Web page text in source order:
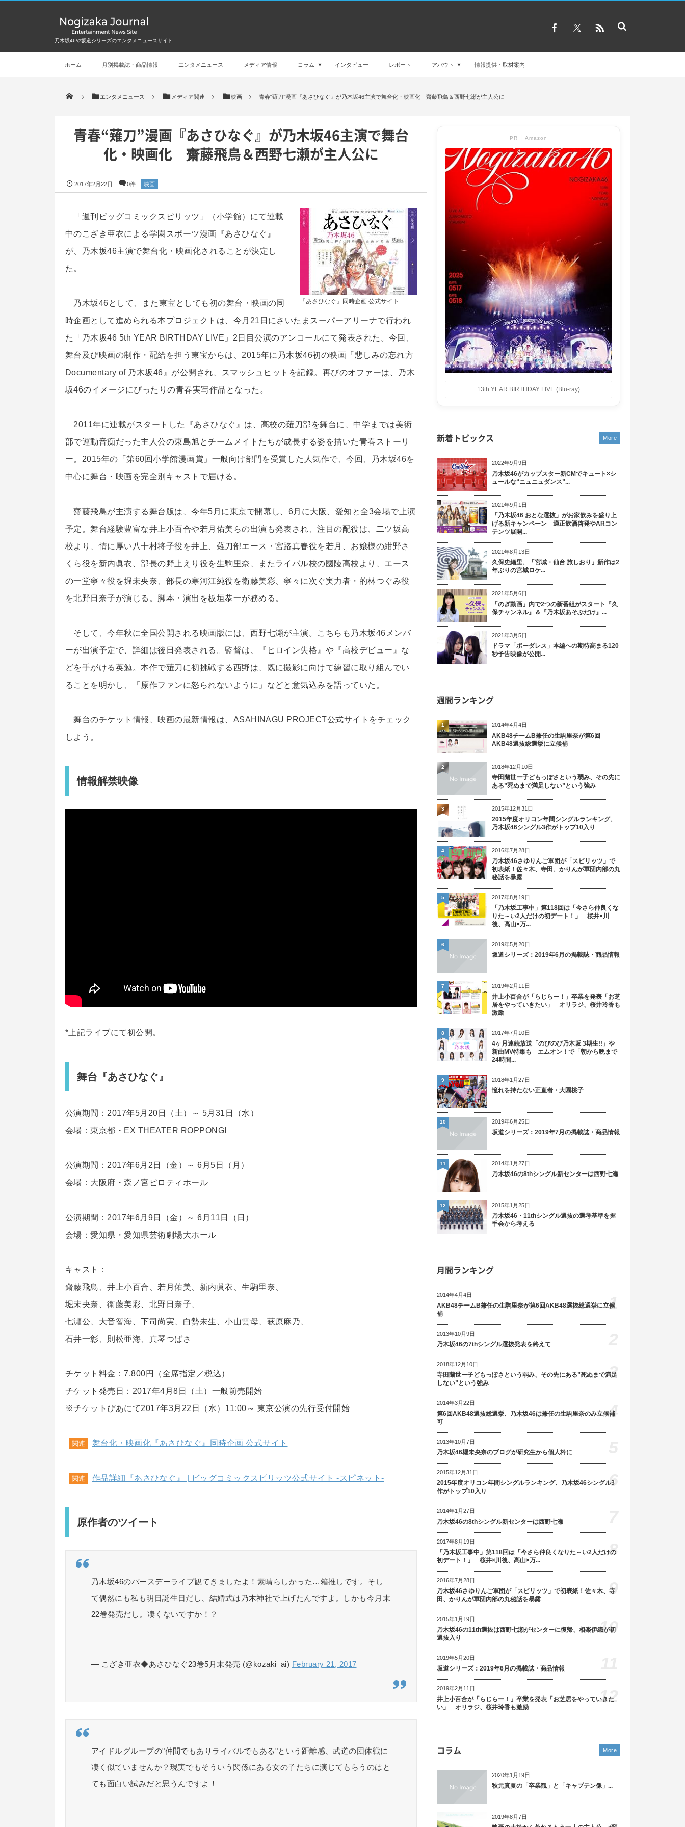
乃木坂46や坂道シリーズのエンタメニュースサイト
ホーム 月別掲載誌・商品情報 エンタメニュース メディア情報 コラム インタビュー レポート アバウト 情報提供・取材案内
エンタメニュース メディア関連 映画 青春“薙刀”漫画『あさひなぐ』が乃木坂46主演で舞台化・映画化 齋藤飛鳥＆西野七瀬が主人公に
青春“薙刀”漫画『あさひなぐ』が乃木坂46主演で舞台
化・映画化 齋藤飛鳥＆西野七瀬が主人公に
2017年2月22日 0件 映画
『あさひなぐ』同時企画 公式サイト
「週刊ビッグコミックスピリッツ」（小学館）にて連載
中のこざき亜衣による学園スポーツ漫画『あさひなぐ』
が、乃木坂46主演で舞台化・映画化されることが決定し
た。
乃木坂46として、また東宝としても初の舞台・映画の同
時企画として進められる本プロジェクトは、今月21日にさいたまスーパーアリーナで行われ
た「乃木坂46 5th YEAR BIRTHDAY LIVE」2日目公演のアンコールにて発表された。今回、
舞台及び映画の制作・配給を担う東宝からは、2015年に乃木坂46初の映画『悲しみの忘れ方
Documentary of 乃木坂46』が公開され、スマッシュヒットを記録。再びのオファーは、乃木
坂46のイメージにぴったりの青春実写作品となった。
2011年に連載がスタートした『あさひなぐ』は、高校の薙刀部を舞台に、中学までは美術
部で運動音痴だった主人公の東島旭とチームメイトたちが成長する姿を描いた青春ストーリ
ー。2015年の「第60回小学館漫画賞」一般向け部門を受賞した人気作で、今回、乃木坂46を
中心に舞台・映画を完全別キャストで届ける。
齋藤飛鳥が主演する舞台版は、今年5月に東京で開幕し、6月に大阪、愛知と全3会場で上演
予定。舞台経験豊富な井上小百合や若月佑美らの出演も発表され、注目の配役は、二ツ坂高
校より、情に厚い八十村将子役を井上、薙刀部エース・宮路真春役を若月、お嬢様の紺野さ
くら役を新内眞衣、部長の野上えり役を生駒里奈、またライバル校の國陵高校より、エース
の一堂寧々役を堀未央奈、部長の寒河江純役を衛藤美彩、寧々に次ぐ実力者・的林つぐみ役
を北野日奈子が演じる。脚本・演出を板垣恭一が務める。
そして、今年秋に全国公開される映画版には、西野七瀬が主演。こちらも乃木坂46メンバ
ーが出演予定で、詳細は後日発表される。監督は、『ヒロイン失格』や『高校デビュー』な
どを手がける英勉。本作で薙刀に初挑戦する西野は、既に撮影に向けて練習に取り組んでい
ることを明かし、「原作ファンに怒られないように」などと意気込みを語っていた。
舞台のチケット情報、映画の最新情報は、ASAHINAGU PROJECT公式サイトをチェック
しよう。
情報解禁映像
*上記ライブにて初公開。
舞台『あさひなぐ』
公演期間：2017年5月20日（土）～ 5月31日（水）
会場：東京都・EX THEATER ROPPONGI
公演期間：2017年6月2日（金）～ 6月5日（月）
会場：大阪府・森ノ宮ピロティホール
公演期間：2017年6月9日（金）～ 6月11日（日）
会場：愛知県・愛知県芸術劇場大ホール
キャスト：
齋藤飛鳥、井上小百合、若月佑美、新内眞衣、生駒里奈、
堀未央奈、衛藤美彩、北野日奈子、
七瀬公、大音智海、下司尚実、白勢未生、小山雲母、萩原麻乃、
石井一彰、則松亜海、真琴つばさ
チケット料金：7,800円（全席指定／税込）
チケット発売日：2017年4月8日（土）一般前売開始
※チケットぴあにて2017年3月22日（水）11:00～ 東京公演の先行受付開始
関連 舞台化・映画化『あさひなぐ』同時企画 公式サイト
関連 作品詳細『あさひなぐ』 | ビッグコミックスピリッツ公式サイト -スピネット-
原作者のツイート
乃木坂46のバースデーライブ観てきましたよ！素晴らしかった…箱推しです。そし
て偶然にも私も明日誕生日だし、結婚式は乃木神社で上げたんですよ。しかも今月末
22巻発売だし。凄くないですか！？
— こざき亜衣◆あさひなぐ23巻5月末発売 (@kozaki_ai) February 21, 2017
アイドルグループの"仲間でもありライバルでもある"という距離感、武道の団体戦に
凄く似ていませんか？現実でもそういう関係にある女の子たちに演じてもらうのはと
ても面白い試みだと思うんですよ！
PR │ Amazon
13th YEAR BIRTHDAY LIVE (Blu-ray)
新着トピックス
2022年9月9日
乃木坂46がカップスター新CMでキュート×シ
ュールな“ニュニュダンス”...
2021年9月1日
「乃木坂46 おとな選抜」がお家飲みを盛り上
げる新キャンペーン 適正飲酒啓発やARコン
テンツ展開...
2021年8月13日
久保史緒里、「宮城・仙台 旅しおり」新作は2
年ぶりの宮城ロケ...
2021年5月6日
「のぎ動画」内で2つの新番組がスタート『久
保チャンネル』＆『乃木坂あそぶだけ』...
2021年3月5日
ドラマ「ボーダレス」本編への期待高まる120
秒予告映像が公開...
More
週間ランキング
2014年4月4日
AKB48チームB兼任の生駒里奈が第6回
AKB48選抜総選挙に立候補
1
2018年12月10日
寺田蘭世ー子どもっぽさという弱み、その先に
ある”死ぬまで満足しない”という強み
2
2015年12月31日
2015年度オリコン年間シングルランキング、
乃木坂46シングル3作がトップ10入り
3
2016年7月28日
乃木坂46さゆりんご軍団が「スピリッツ」で
初表紙！佐々木、寺田、かりんが軍団内部の丸
秘話を暴露
4
2017年8月19日
「乃木坂工事中」第118回は「今さら仲良くな
りた～い2人だけの初デート！」 桜井×川
後、高山×万...
5
2019年5月20日
坂道シリーズ：2019年6月の掲載誌・商品情報
6
2019年2月11日
井上小百合が「らじらー！」卒業を発表「お芝
居をやっていきたい」 オリラジ、桜井玲香も
激励
7
2017年7月10日
4ヶ月連続放送「のびのび乃木坂 3期生!!」や
新曲MV特集も エムオン！で「朝から晩まで
24時間...
8
2018年1月27日
憧れを持たない正直者・大園桃子
9
2019年6月25日
坂道シリーズ：2019年7月の掲載誌・商品情報
10
2014年1月27日
乃木坂46の8thシングル新センターは西野七瀬
11
2015年1月25日
乃木坂46・11thシングル選抜の選考基準を握
手会から考える
12
月間ランキング
2014年4月4日
AKB48チームB兼任の生駒里奈が第6回AKB48選抜総選挙に立候
補
1
2013年10月9日
乃木坂46の7thシングル選抜発表を終えて
2018年12月10日
寺田蘭世ー子どもっぽさという弱み、その先にある”死ぬまで満足
しない”という強み
3
2014年3月22日
第6回AKB48選抜総選挙、乃木坂46は兼任の生駒里奈のみ立候補
可
4
2013年10月7日
乃木坂46堀未央奈のブログが研究生から個人枠に
2015年12月31日
2015年度オリコン年間シングルランキング、乃木坂46シングル3
作がトップ10入り
6
2014年1月27日
乃木坂46の8thシングル新センターは西野七瀬
2017年8月19日
「乃木坂工事中」第118回は「今さら仲良くなりた～い2人だけの
初デート！」 桜井×川後、高山×万...
8
2016年7月28日
乃木坂46さゆりんご軍団が「スピリッツ」で初表紙！佐々木、寺
田、かりんが軍団内部の丸秘話を暴露
9
2015年1月19日
乃木坂46の11th選抜は西野七瀬がセンターに復帰、相楽伊織が初
選抜入り
10
2019年5月20日
坂道シリーズ：2019年6月の掲載誌・商品情報
2019年2月11日
井上小百合が「らじらー！」卒業を発表「お芝居をやっていきた
い」 オリラジ、桜井玲香も激励
12
コラム
2020年1月19日
秋元真夏の「卒業観」と「キャプテン像」...
2019年8月7日
More